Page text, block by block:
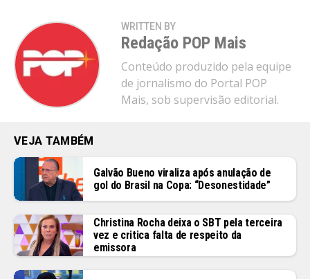
WRITTEN BY
Redação POP Mais
Conteúdo produzido pela equipe
de jornalismo do Portal POP
Mais, sob supervisão editorial.
VEJA TAMBÉM
Galvão Bueno viraliza após anulação de
gol do Brasil na Copa: “Desonestidade”
Christina Rocha deixa o SBT pela terceira
vez e critica falta de respeito da
emissora